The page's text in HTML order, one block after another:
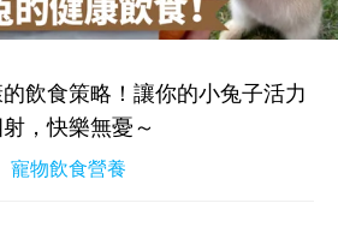
飲食策略！讓你的小兔子活力
射，快樂無憂～
寵物飲食營養